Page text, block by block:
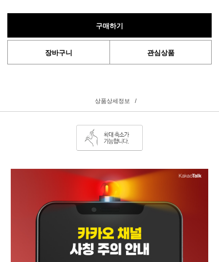
구매하기
장바구니 관심상품
상품상세정보